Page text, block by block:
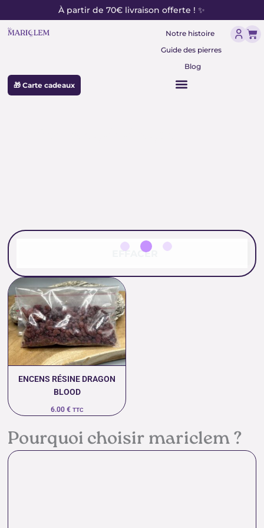
au
contenu
À partir de 70€ livraison offerte ! ✨
Notre histoire
Guide des pierres
Blog
🎁 Carte cadeaux
EFFACER
ENCENS RÉSINE DRAGON
BLOOD
6.00 € TTC
Pourquoi choisir mariclem ?